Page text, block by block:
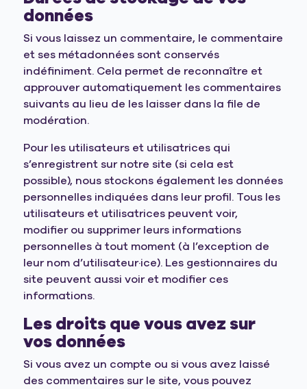
données
Si vous laissez un commentaire, le commentaire
et ses métadonnées sont conservés
indéfiniment. Cela permet de reconnaître et
approuver automatiquement les commentaires
suivants au lieu de les laisser dans la file de
modération.
Pour les utilisateurs et utilisatrices qui
s’enregistrent sur notre site (si cela est
possible), nous stockons également les données
personnelles indiquées dans leur profil. Tous les
utilisateurs et utilisatrices peuvent voir,
modifier ou supprimer leurs informations
personnelles à tout moment (à l’exception de
leur nom d’utilisateur·ice). Les gestionnaires du
site peuvent aussi voir et modifier ces
informations.
Les droits que vous avez sur
vos données
Si vous avez un compte ou si vous avez laissé
des commentaires sur le site, vous pouvez